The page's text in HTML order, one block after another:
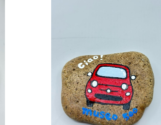
ストーンアート No.E-8
¥1,320